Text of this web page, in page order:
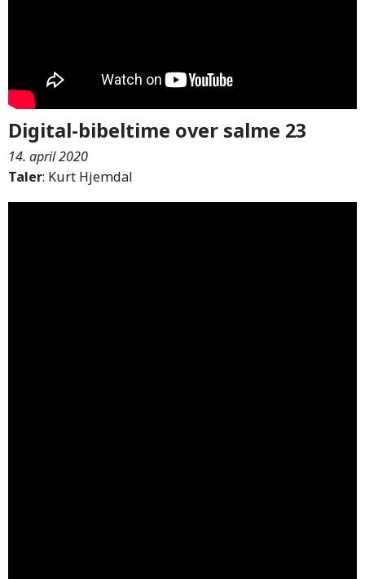
Digital-bibeltime over salme 23
14. april 2020
Taler: Kurt Hjemdal